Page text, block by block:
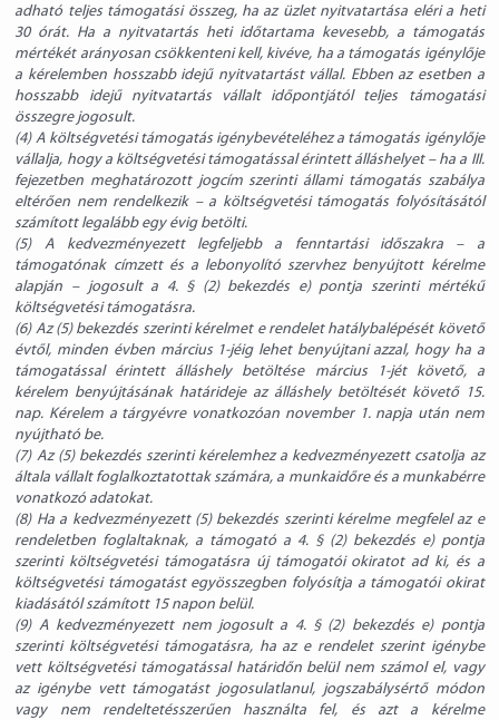
adható teljes támogatási összeg, ha az üzlet nyitvatartása eléri a heti
30 órát. Ha a nyitvatartás heti időtartama kevesebb, a támogatás
mértékét arányosan csökkenteni kell, kivéve, ha a támogatás igénylője
a kérelemben hosszabb idejű nyitvatartást vállal. Ebben az esetben a
hosszabb idejű nyitvatartás vállalt időpontjától teljes támogatási
összegre jogosult.
(4) A költségvetési támogatás igénybevételéhez a támogatás igénylője
vállalja, hogy a költségvetési támogatással érintett álláshelyet – ha a III.
fejezetben meghatározott jogcím szerinti állami támogatás szabálya
eltérően nem rendelkezik – a költségvetési támogatás folyósításától
számított legalább egy évig betölti.
(5) A kedvezményezett legfeljebb a fenntartási időszakra – a
támogatónak címzett és a lebonyolító szervhez benyújtott kérelme
alapján – jogosult a 4. § (2) bekezdés e) pontja szerinti mértékű
költségvetési támogatásra.
(6) Az (5) bekezdés szerinti kérelmet e rendelet hatálybalépését követő
évtől, minden évben március 1-jéig lehet benyújtani azzal, hogy ha a
támogatással érintett álláshely betöltése március 1-jét követő, a
kérelem benyújtásának határideje az álláshely betöltését követő 15.
nap. Kérelem a tárgyévre vonatkozóan november 1. napja után nem
nyújtható be.
(7) Az (5) bekezdés szerinti kérelemhez a kedvezményezett csatolja az
általa vállalt foglalkoztatottak számára, a munkaidőre és a munkabérre
vonatkozó adatokat.
(8) Ha a kedvezményezett (5) bekezdés szerinti kérelme megfelel az e
rendeletben foglaltaknak, a támogató a 4. § (2) bekezdés e) pontja
szerinti költségvetési támogatásra új támogatói okiratot ad ki, és a
költségvetési támogatást egyösszegben folyósítja a támogatói okirat
kiadásától számított 15 napon belül.
(9) A kedvezményezett nem jogosult a 4. § (2) bekezdés e) pontja
szerinti költségvetési támogatásra, ha az e rendelet szerint igénybe
vett költségvetési támogatással határidőn belül nem számol el, vagy
az igénybe vett támogatást jogosulatlanul, jogszabálysértő módon
vagy nem rendeltetésszerűen használta fel, és azt a kérelme